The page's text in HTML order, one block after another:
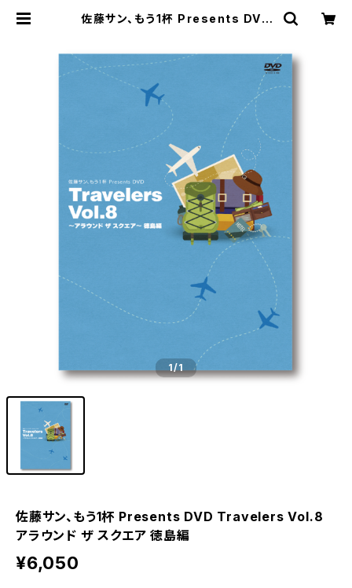
佐藤サン、もう1杯 Presents DVD
LINE SHOP
1/1
佐藤サン、もう1杯 Presents DVD Travelers Vol.8
アラウンド ザ スクエア 徳島編
¥6,050